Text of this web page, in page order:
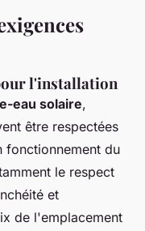
l'installation
eau solaire,
être respectées
fonctionnement du
le respect
et
de l'emplacement